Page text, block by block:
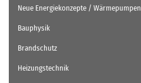
Neue Energiekonzepte / Wärmepumpen
Bauphysik
Brandschutz
Heizungstechnik